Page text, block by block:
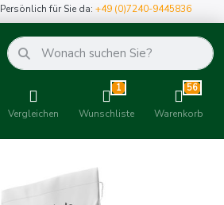
Persönlich für Sie da:+49 (0)7240-9445836
Vergleichen
1
Wunschliste
56
Warenkorb